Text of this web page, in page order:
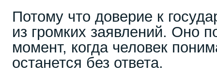
Потому что доверие к
из громких заявлений. Оно
момент, когда человек
останется без ответа.